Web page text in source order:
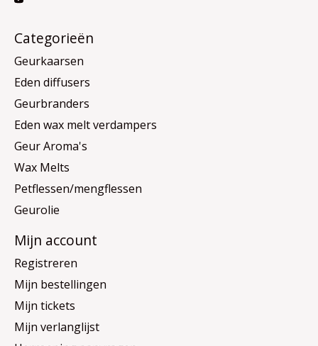
Categorieën
Geurkaarsen
Eden diffusers
Geurbranders
Eden wax melt verdampers
Geur Aroma's
Wax Melts
Petflessen/mengflessen
Geurolie
Mijn account
Registreren
Mijn bestellingen
Mijn tickets
Mijn verlanglijst